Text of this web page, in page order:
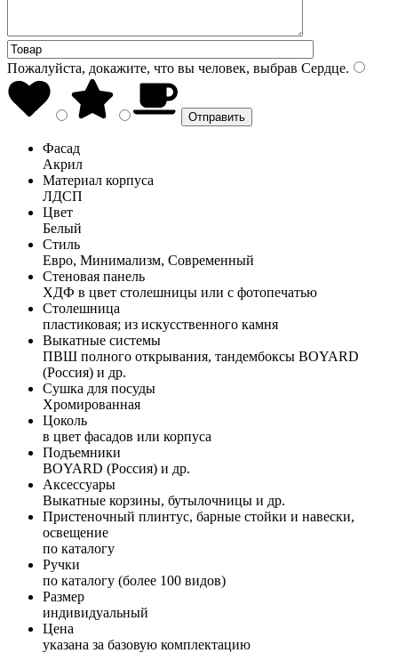
Пожалуйста, докажите, что вы человек, выбрав Сердце.
Фасад
Акрил
Материал корпуса
ЛДСП
Цвет
Белый
Стиль
Евро, Минимализм, Современный
Стеновая панель
ХДФ в цвет столешницы или с фотопечатью
Столешница
пластиковая; из искусственного камня
Выкатные системы
ПВШ полного открывания, тандембоксы BOYARD
(Россия) и др.
Сушка для посуды
Хромированная
Цоколь
в цвет фасадов или корпуса
Подъемники
BOYARD (Россия) и др.
Аксессуары
Выкатные корзины, бутылочницы и др.
Пристеночный плинтус, барные стойки и навески,
освещение
по каталогу
Ручки
по каталогу (более 100 видов)
Размер
индивидуальный
Цена
указана за базовую комплектацию